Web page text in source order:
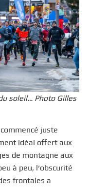
soleil… Photo Gilles
juste
idéal offert aux
de montagne aux
à peu, l’obscurité
frontales a